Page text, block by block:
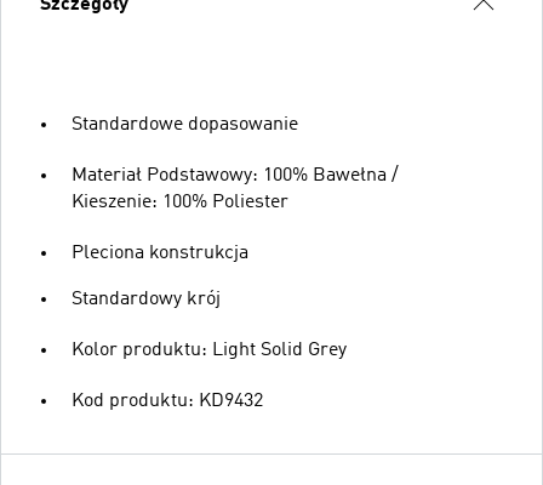
Szczegóły
Standardowe dopasowanie
Materiał Podstawowy: 100% Bawełna /
Kieszenie: 100% Poliester
Pleciona konstrukcja
Standardowy krój
Kolor produktu: Light Solid Grey
Kod produktu: KD9432